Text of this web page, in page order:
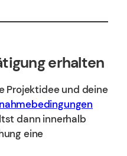
erhalten
Projektidee und deine
dann innerhalb
eine